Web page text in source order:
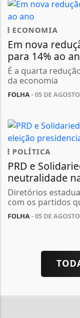
ECONOMIA
Em nova
para 14% ao
É a quarta
da economia
FOLHA- 05 DE AGOSTO
POLÍTICA
PRD e
neutralidade
Diretórios
com os partidos
FOLHA- 05 DE AGOSTO